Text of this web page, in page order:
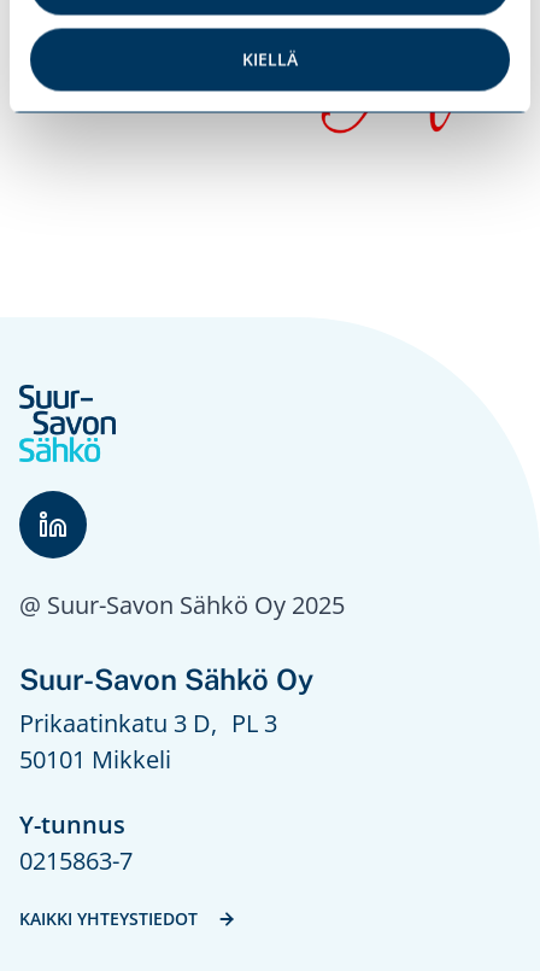
KIELLÄ
@ Suur-Savon Sähkö Oy 2025
Suur-Savon Sähkö Oy
Prikaatinkatu 3 D, PL 3
50101 Mikkeli
Y-tunnus
0215863-7
KAIKKI YHTEYSTIEDOT